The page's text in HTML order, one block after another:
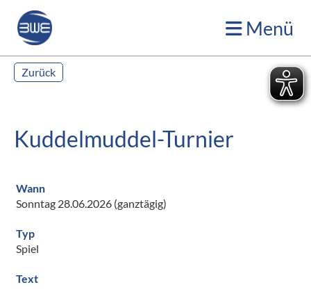
Menü
Zurück
Kuddelmuddel-Turnier
Wann
Sonntag 28.06.2026 (ganztägig)
Typ
Spiel
Text